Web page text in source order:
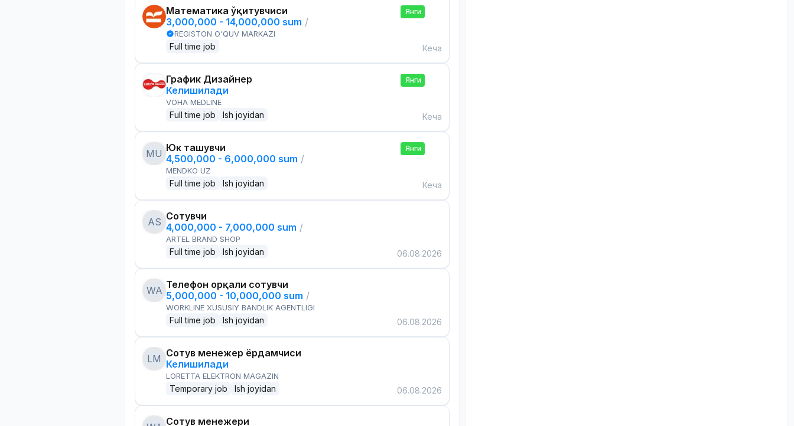
Математика ўқитувчиси
3,000,000 - 14,000,000 sum /
REGISTON O'QUV MARKAZI
Full time job
Янги
Кеча
График Дизайнер
Келишилади
VOHA MEDLINE
Full time job Ish joyidan
Янги
Кеча
MU Юк ташувчи
4,500,000 - 6,000,000 sum /
MENDKO UZ
Full time job Ish joyidan
Янги
Кеча
AS Сотувчи
4,000,000 - 7,000,000 sum /
ARTEL BRAND SHOP
Full time job Ish joyidan 06.08.2026
WA Телефон орқали сотувчи
5,000,000 - 10,000,000 sum /
WORKLINE XUSUSIY BANDLIK AGENTLIGI
Full time job Ish joyidan 06.08.2026
LM Сотув менежер ёрдамчиси
Келишилади
LORETTA ELEKTRON MAGAZIN
Temporary job Ish joyidan 06.08.2026
Сотув менежери